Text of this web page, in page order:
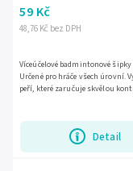
48,76 Kč bez DPH
59 Kč
Detail
Víceúčelové badmintonové
Určené pro hráče všech úrovní.
peří, které zaručuje skvělou